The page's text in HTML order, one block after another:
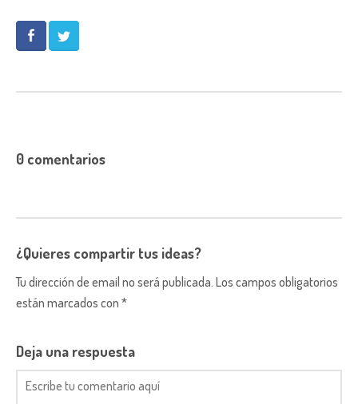
0 comentarios
¿Quieres compartir tus ideas?
Tu dirección de email no será publicada. Los campos obligatorios
están marcados con *
Deja una respuesta